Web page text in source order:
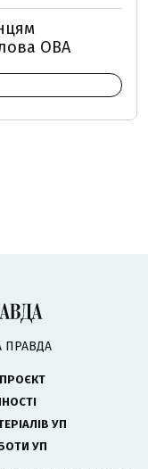
ОВА
ПРАВДА
УП
УП